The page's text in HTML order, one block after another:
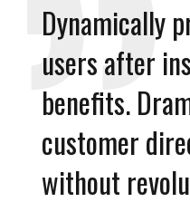
Dynamically
users after
benefits.
customer
without